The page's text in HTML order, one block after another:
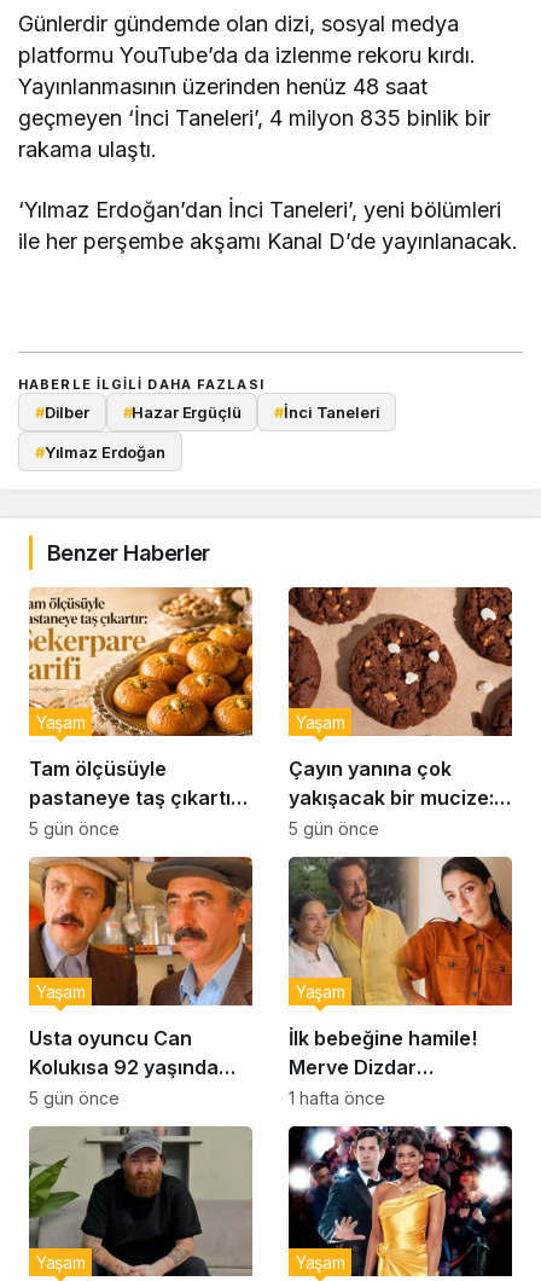
Günlerdir gündemde olan dizi, sosyal medya
platformu YouTube’da da izlenme rekoru kırdı.
Yayınlanmasının üzerinden henüz 48 saat
geçmeyen ‘İnci Taneleri’, 4 milyon 835 binlik bir
rakama ulaştı.
‘Yılmaz Erdoğan’dan İnci Taneleri’, yeni bölümleri
ile her perşembe akşamı Kanal D’de yayınlanacak.
HABERLE ILGILI DAHA FAZLASI
#Dilber #Hazar Ergüçlü #İnci Taneleri
#Yılmaz Erdoğan
Benzer Haberler
Tam ölçüsüyle
pastaneye taş çıkartır:
Şekerpare tarifi
Yaşam
5 gün önce
Çayın yanına çok
yakışacak bir mucize:
Brownie tadında ıslak
kurabiye tarifi…
Yaşam
5 gün önce
Usta oyuncu Can
Kolukısa 92 yaşında
hayatını kaybetti
Yaşam
5 gün önce
İlk bebeğine hamile!
Merve Dizdar
sessizliğini bozdu: ‘İsim
bulmak çok zor’
Yaşam
1 hafta önce
Yaşam Yaşam